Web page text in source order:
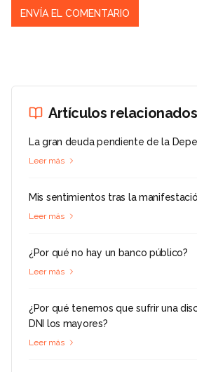
Artículos relacionados
La gran deuda pendiente de la
Leer más
Mis sentimientos tras la
Leer más
¿Por qué no hay un banco público?
Leer más
¿Por qué tenemos que sufrir una
DNI los mayores?
Leer más